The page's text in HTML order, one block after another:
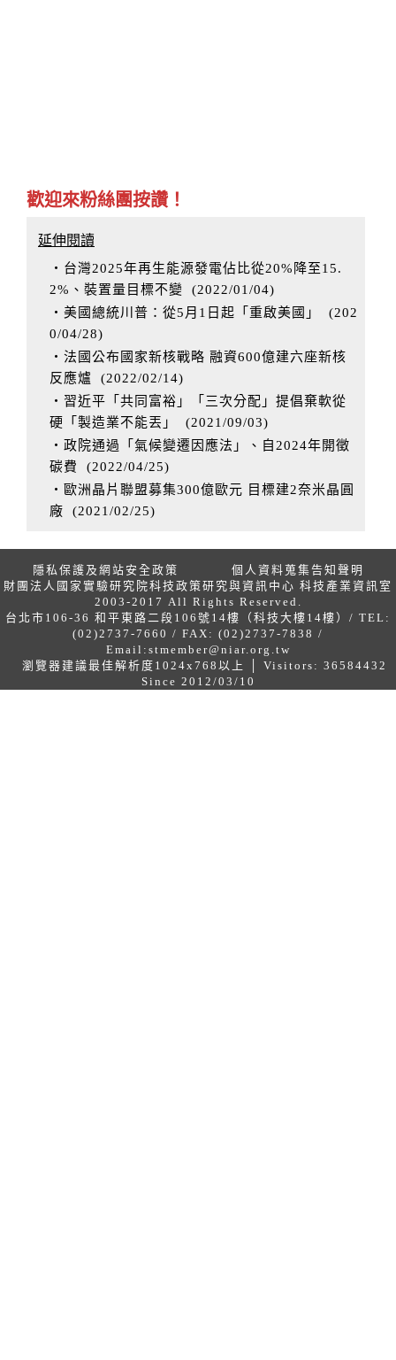
歡迎來粉絲團按讚！
延伸閱讀
‧台灣2025年再生能源發電佔比從20%降至15.
2%、裝置量目標不變 (2022/01/04)
‧美國總統川普：從5月1日起「重啟美國」
(202
0/04/28)
‧法國公布國家新核戰略 融資600億建六座新核
反應爐
(2022/02/14)
‧習近平「共同富裕」「三次分配」提倡棄軟從
硬「製造業不能丟」
(2021/09/03)
‧政院通過「氣候變遷因應法」、自2024年開徵
碳費
(2022/04/25)
‧歐洲晶片聯盟募集300億歐元 目標建2奈米晶圓
廠 (2021/02/25)
隱私保護及網站安全政策
個人資料蒐集告知聲明
財團法人國家實驗研究院科技政策研究與資訊中心 科技產業資訊室
2003-2017 All Rights Reserved.
台北市106-36 和平東路二段106號14樓（科技大樓14樓）/ TEL:
(02)2737-7660 / FAX: (02)2737-7838 /
Email: stmember@niar.org.tw
瀏覽器建議最佳解析度1024x768以上 │ Visitors: 36584432
Since 2012/03/10